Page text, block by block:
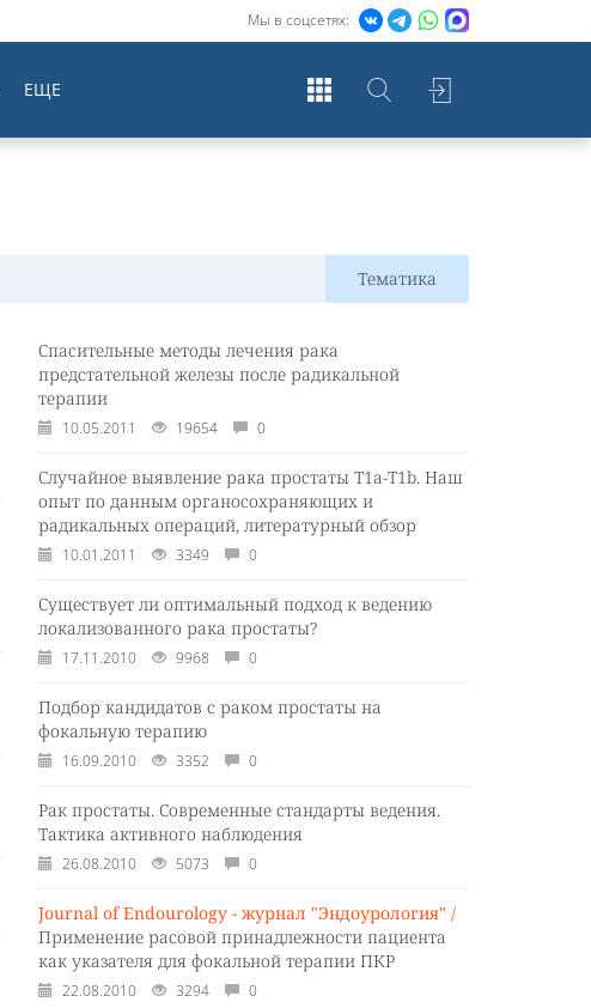
Мы в соцсетях:
ЕЩЕ
Тематика
Спасительные методы лечения рака
предстательной железы после радикальной
терапии
10.05.2011 19654 0
Случайное выявление рака простаты Т1а-Т1b. Наш
опыт по данным органосохраняющих и
радикальных операций, литературный обзор
10.01.2011 3349 0
Существует ли оптимальный подход к ведению
локализованного рака простаты?
17.11.2010 9968 0
Подбор кандидатов с раком простаты на
фокальную терапию
16.09.2010 3352 0
Рак простаты. Современные стандарты ведения.
Тактика активного наблюдения
26.08.2010 5073 0
Journal of Endourology - журнал "Эндоурология" /
Применение расовой принадлежности пациента
как указателя для фокальной терапии ПКР
22.08.2010 3294 0